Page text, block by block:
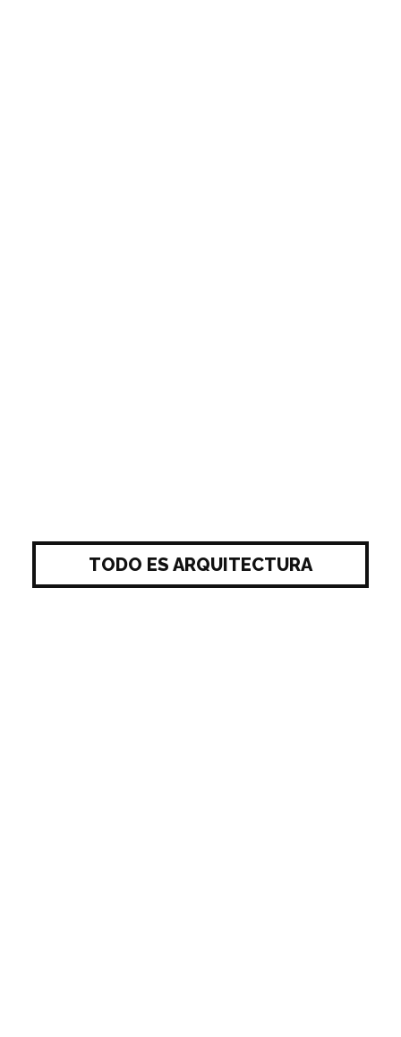
TODO ES ARQUITECTURA